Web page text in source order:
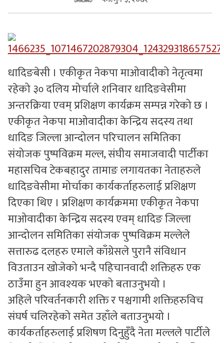
सुचनाहरु
स्वास्थ्य
भिडियो
धादिङबेसी । एकीकृत नेकपा माओवादीको नेतृत्वमा
रहेको ३० दलिय मोर्चाले शनिवार धादिङवेसीमा
अन्तरक्रिया एवम् प्रशिक्षण कार्यक्रम सम्पन्न गरेको छ ।
एकीकृत नेकपा माओवादीका केन्द्रिय सदस्य तथा
धादिङ जिल्ला आन्दोलन परिचालन समितिका
संयोजक पुष्पविक्रम मल्ल, संघीय समाजवादी पार्टीका
महासचिव टेकबहादुर तामाङ लगायतका नेताहरुले
धादिङवेसीमा मोर्चाका कार्यकर्ताहरुलाई प्रशिक्षण
दिएका थिए । प्रशिक्षण कार्यक्रममा एकीकृत नेकपा
माओवादीका केन्द्रिय सदस्य एवम् धादिङ जिल्ला
आन्दोलन समितिका संयोजक पुष्पविक्रम मल्लेले
सत्तारुढ दलहरु एमाले काँग्रेसले पुरानै संविधान
विउताउन खोजेको भन्दै पहिचानवादी शक्तिहरु एक
ठाउँमा हुन आवश्यक भएको बताउनुभयो ।
अहिले परिवर्तनकारी शक्ति र पश्चगामी शक्तिहरुविच
संघर्ष चलिरहेको समेत उहाँले बताउनुभयो ।
कार्यकर्ताहरुलाई प्रशिषण दिनुहुँदै नेता मल्लले पार्टीले